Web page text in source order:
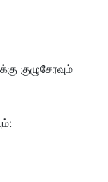
குழுசேரவும்